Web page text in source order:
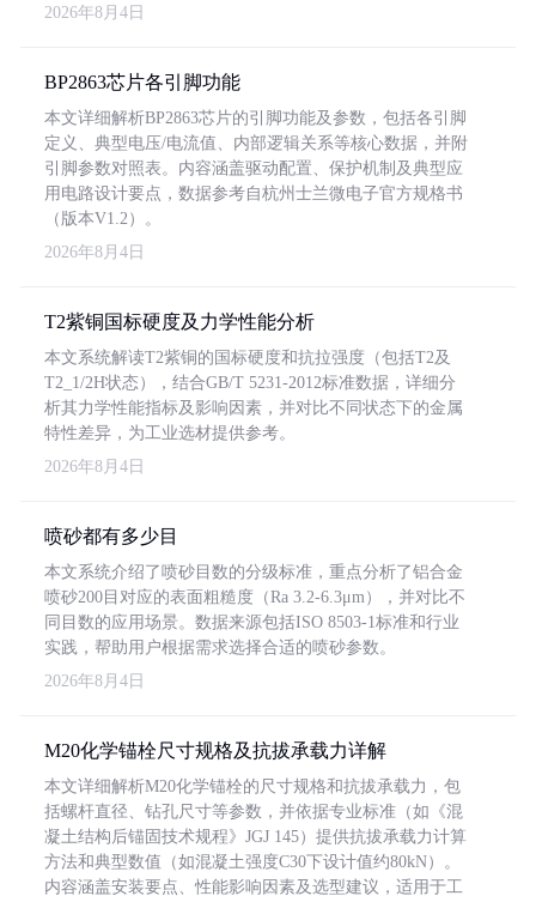
2026年8月4日
BP2863芯片各引脚功能
本文详细解析BP2863芯片的引脚功能及参数，包括各引脚
定义、典型电压/电流值、内部逻辑关系等核心数据，并附
引脚参数对照表。内容涵盖驱动配置、保护机制及典型应
用电路设计要点，数据参考自杭州士兰微电子官方规格书
（版本V1.2）。
2026年8月4日
T2紫铜国标硬度及力学性能分析
本文系统解读T2紫铜的国标硬度和抗拉强度（包括T2及
T2_1/2H状态），结合GB/T 5231-2012标准数据，详细分
析其力学性能指标及影响因素，并对比不同状态下的金属
特性差异，为工业选材提供参考。
2026年8月4日
喷砂都有多少目
本文系统介绍了喷砂目数的分级标准，重点分析了铝合金
喷砂200目对应的表面粗糙度（Ra 3.2-6.3μm），并对比不
同目数的应用场景。数据来源包括ISO 8503-1标准和行业
实践，帮助用户根据需求选择合适的喷砂参数。
2026年8月4日
M20化学锚栓尺寸规格及抗拔承载力详解
本文详细解析M20化学锚栓的尺寸规格和抗拔承载力，包
括螺杆直径、钻孔尺寸等参数，并依据专业标准（如《混
凝土结构后锚固技术规程》JGJ 145）提供抗拔承载力计算
方法和典型数值（如混凝土强度C30下设计值约80kN）。
内容涵盖安装要点、性能影响因素及选型建议，适用于工